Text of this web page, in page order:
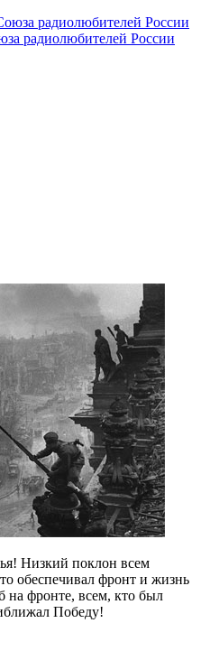
радиолюбителей России
Низкий поклон всем
обеспечивал фронт и жизнь
на фронте, всем, кто был
Победу!